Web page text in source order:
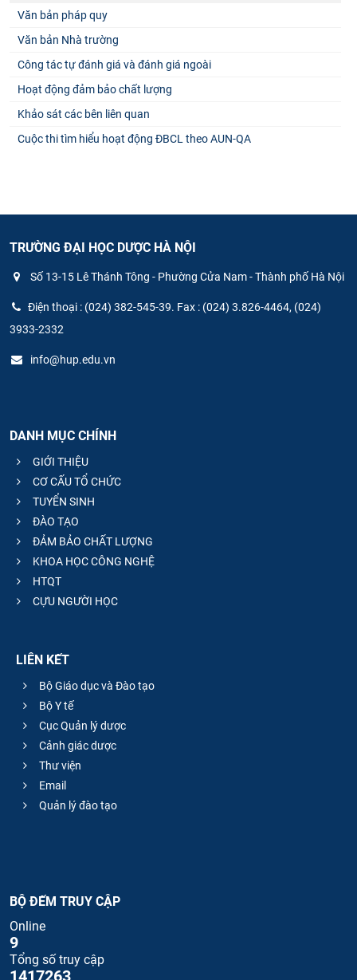
Văn bản pháp quy
Văn bản Nhà trường
Công tác tự đánh giá và đánh giá ngoài
Hoạt động đảm bảo chất lượng
Khảo sát các bên liên quan
Cuộc thi tìm hiểu hoạt động ĐBCL theo AUN-QA
TRƯỜNG ĐẠI HỌC DƯỢC HÀ NỘI
Số 13-15 Lê Thánh Tông - Phường Cửa Nam - Thành phố Hà Nội
Điện thoại : (024) 382-545-39. Fax : (024) 3.826-4464, (024)
3933-2332
info@hup.edu.vn
DANH MỤC CHÍNH
GIỚI THIỆU
CƠ CẤU TỔ CHỨC
TUYỂN SINH
ĐÀO TẠO
ĐẢM BẢO CHẤT LƯỢNG
KHOA HỌC CÔNG NGHỆ
HTQT
CỰU NGƯỜI HỌC
LIÊN KẾT
Bộ Giáo dục và Đào tạo
Bộ Y tế
Cục Quản lý dược
Cảnh giác dược
Thư viện
Email
Quản lý đào tạo
BỘ ĐẾM TRUY CẬP
Online
9
Tổng số truy cập